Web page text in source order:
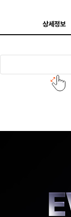
상세정보